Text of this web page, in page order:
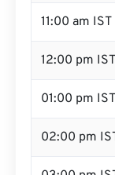
11:00 am IST
12:00 pm
01:00 pm IST
02:00 pm